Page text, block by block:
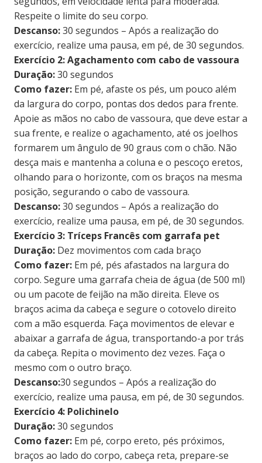
Respeite o limite do seu corpo.
Descanso:30 segundos – Após a realização do
exercício, realize uma pausa, em pé, de 30 segundos.
Exercício 2: Agachamento com cabo de vassoura
Duração:30 segundos
Como fazer:Em pé, afaste os pés, um pouco além
da largura do corpo, pontas dos dedos para frente.
Apoie as mãos no cabo de vassoura, que deve estar a
sua frente, e realize o agachamento, até os joelhos
formarem um ângulo de 90 graus com o chão. Não
desça mais e mantenha a coluna e o pescoço eretos,
olhando para o horizonte, com os braços na mesma
posição, segurando o cabo de vassoura.
Descanso:30 segundos – Após a realização do
exercício, realize uma pausa, em pé, de 30 segundos.
Exercício 3: Tríceps Francês com garrafa pet
Duração:Dez movimentos com cada braço
Como fazer:Em pé, pés afastados na largura do
corpo. Segure uma garrafa cheia de água (de 500 ml)
ou um pacote de feijão na mão direita. Eleve os
braços acima da cabeça e segure o cotovelo direito
com a mão esquerda. Faça movimentos de elevar e
abaixar a garrafa de água, transportando-a por trás
da cabeça. Repita o movimento dez vezes. Faça o
mesmo com o outro braço.
Descanso:30 segundos – Após a realização do
exercício, realize uma pausa, em pé, de 30 segundos.
Exercício 4: Polichinelo
Duração:30 segundos
Como fazer:Em pé, corpo ereto, pés próximos,
braços ao lado do corpo, cabeça reta, prepare-se